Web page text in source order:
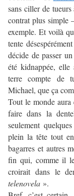
sans ciller de
contrat plus simple
exemple. Et voilà
tente
décide de passer
été kidnappée, elle
terre compte de
Michael, que ça
Tout le monde
faire dans la
seulement
plein la tête tout
bagarres et autres
fin qui, comme il
croirait dans le
telenovela ».